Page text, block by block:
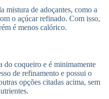
mistura de adoçantes, como a
o açúcar refinado. Com isso,
é menos calórico.
do coqueiro e é minimamente
de refinamento e possui o
opções citadas acima, sem